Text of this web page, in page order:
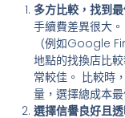
多方比較，找到最
手續費差異很大
（例如Google
地點的找換店比
常較佳。 比較時
量，選擇總成本最
選擇信譽良好且